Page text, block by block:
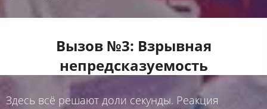
Вызов №3: Взрывная
непредсказуемость
Здесь всё решают доли секунды. Реакция